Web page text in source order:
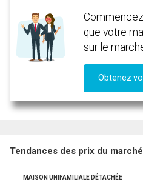
que votre
sur le
Obtenez
Tendances des prix du
MAISON UNIFAMILIALE DÉTACHÉE